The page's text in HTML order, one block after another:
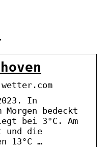
In
bedeckt
bei 3°C. Am
und die
13°C …